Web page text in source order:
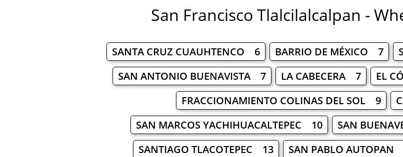
San Francisco Tlalcilalcalpan -
SANTA CRUZ CUAUHTENCO 6 BARRIO DE MÉXICO 7
SAN ANTONIO BUENAVISTA 7
LA CABECERA 7 EL
FRACCIONAMIENTO COLINAS DEL SOL 9
SAN MARCOS YACHIHUACALTEPEC 10
SAN
SANTIAGO TLACOTEPEC 13
SAN PABLO AUTOPAN